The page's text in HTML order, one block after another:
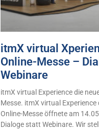
itmX virtual
Online-Messe –
Webinare
itmX virtual Experience die
Messe. itmX virtual Experience
Online-Messe öffnete am
Dialoge statt Webinare. Wir